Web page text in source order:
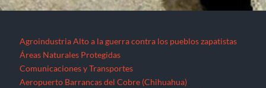
Agroindustria Alto a la guerra contra los pueblos zapatistas
Áreas Naturales Protegidas
Comunicaciones y Transportes
Aeropuerto Barrancas del Cobre (Chihuahua)